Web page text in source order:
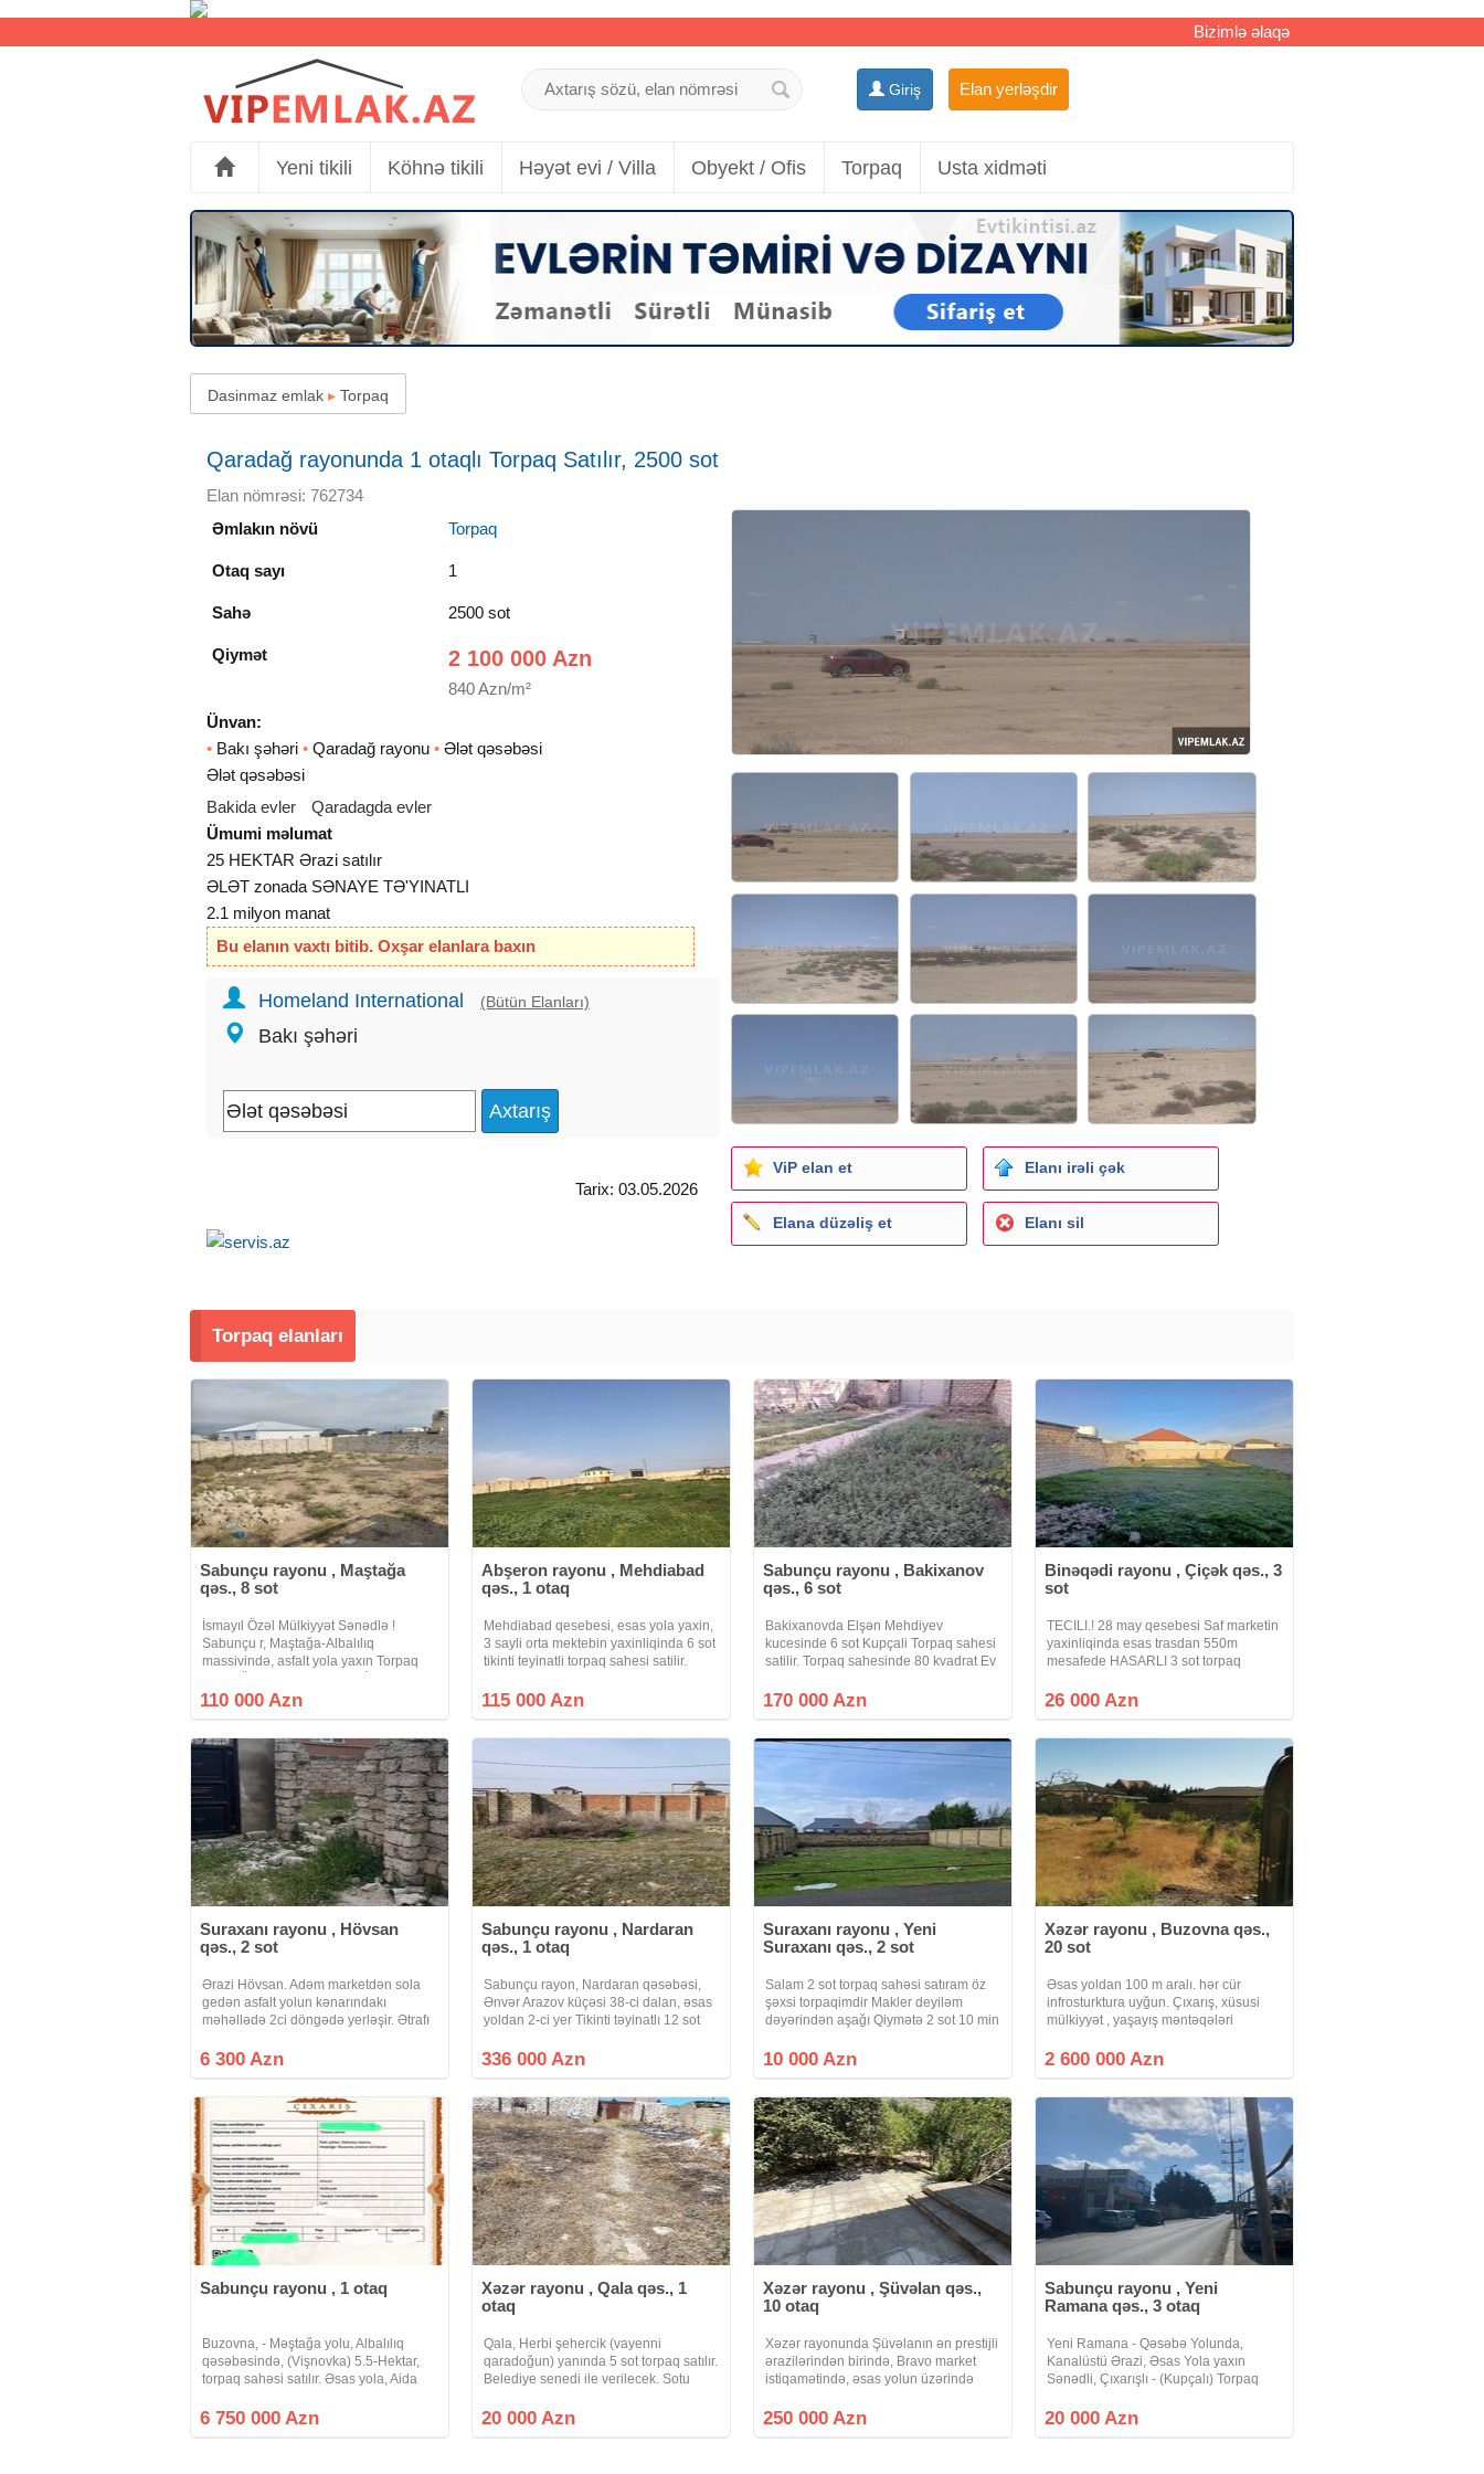
Bizimlə əlaqə
Giriş Elan yerləşdir
Yeni tikili Köhnə tikili Həyət evi / Villa Obyekt / Ofis Torpaq Usta xidməti
Dasinmaz emlak ▸ Torpaq
Qaradağ rayonunda 1 otaqlı Torpaq Satılır, 2500 sot
Elan nömrəsi: 762734
Əmlakın növü
Torpaq
Otaq sayı 1
Sahə 2500 sot
Qiymət 2 100 000 Azn
840 Azn/m²
Ünvan:
• Bakı şəhəri • Qaradağ rayonu • Ələt qəsəbəsi
Ələt qəsəbəsi
Bakida evler
Qaradagda evler
Ümumi məlumat
25 HEKTAR Ərazi satılır
ƏLƏT zonada SƏNAYE TƏ'YINATLI
2.1 milyon manat
Bu elanın vaxtı bitib. Oxşar elanlara baxın
Homeland International (Bütün Elanları)
Bakı şəhəri
Tarix: 03.05.2026
ViP elan et Elanı irəli çək
Elana düzəliş et Elanı sil
Torpaq elanları
Sabunçu rayonu , Maştağa
qəs., 8 sot
İsmayıl Özəl Mülkiyyət Sənədlə !
Sabunçu r, Maştağa-Albalılıq
massivində, asfalt yola yaxın Torpaq
yerləşmə yeri, düz sahə. Qaz, su, işıq
110 000 Azn
Abşeron rayonu , Mehdiabad
qəs., 1 otaq
Mehdiabad qesebesi, esas yola yaxin,
3 sayli orta mektebin yaxinliqinda 6 sot
tikinti teyinatli torpaq sahesi satilir.
Cixarisi var.Xidmet haqqi 2 %.
115 000 Azn
Sabunçu rayonu , Bakixanov
qəs., 6 sot
Bakixanovda Elşən Mehdiyev
kucesinde 6 sot Kupçali Torpaq sahesi
satilir. Torpaq sahesinde 80 kvadrat Ev
suallar ile bagli zeng edin.
170 000 Azn
Binəqədi rayonu , Çiçək qəs., 3
sot
TECILI.! 28 may qesebesi Saf marketin
yaxinliqinda esas trasdan 550m
mesafede HASARLI 3 sot torpaq
torpaqin yanindan kecir erazi six
26 000 Azn
Suraxanı rayonu , Hövsan
qəs., 2 sot
Ərazi Hövsan. Adəm marketdən sola
gedən asfalt yolun kənarındakı
məhəllədə 2ci döngədə yerləşir. Ətrafı
Bütün kommunal xətlər düz 15 - 20
6 300 Azn
Sabunçu rayonu , Nardaran
qəs., 1 otaq
Sabunçu rayon, Nardaran qəsəbəsi,
Ənvər Arazov küçəsi 38-ci dalan, əsas
yoldan 2-ci yer Tikinti təyinatlı 12 sot
1.5sot vardır Sənəd KUPÇA Kod: Sea
336 000 Azn
Suraxanı rayonu , Yeni
Suraxanı qəs., 2 sot
Salam 2 sot torpaq sahəsi satıram öz
şəxsi torpaqimdir Makler deyiləm
dəyərindən aşağı Qiymətə 2 sot 10 min
Baxça tam yaxın
10 000 Azn
Xəzər rayonu , Buzovna qəs.,
20 sot
Əsas yoldan 100 m aralı. hər cür
infrosturktura uyğun. Çıxarış, xüsusi
mülkiyyət , yaşayış məntəqələri
bağları Musa Nağıyev küç.
2 600 000 Azn
Sabunçu rayonu , 1 otaq
Buzovna, - Məştağa yolu, Albalılıq
qəsəbəsində, (Vişnovka) 5.5-Hektar,
torpaq sahəsi satılır. Əsas yola, Aida
yerləşir. Sənəd- Çıxarış (Kupça).
6 750 000 Azn
Xəzər rayonu , Qala qəs., 1
otaq
Qala, Herbi şehercik (vayenni
qaradoğun) yanında 5 sot torpaq satılır.
Belediye senedi ile verilecek. Sotu
20.000 manat
20 000 Azn
Xəzər rayonu , Şüvəlan qəs.,
10 otaq
Xəzər rayonunda Şüvəlanın ən prestijli
ərazilərindən birində, Bravo market
istiqamətində, əsas yolun üzərində
təqdim olunur. Torpaq sahəsinin
250 000 Azn
Sabunçu rayonu , Yeni
Ramana qəs., 3 otaq
Yeni Ramana - Qəsəbə Yolunda,
Kanalüstü Ərazi, Əsas Yola yaxın
Sənədli, Çıxarışlı - (Kupçalı) Torpaq
Kanalüstü Ərazi, Əsas Yola yaxın,
20 000 Azn